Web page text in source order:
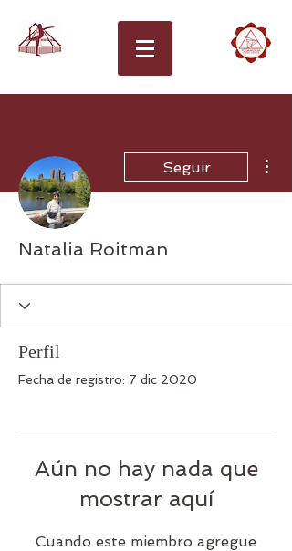
Seguir
Natalia Roitman
Perfil
Fecha de registro: 7 dic 2020
Aún no hay nada que
mostrar aquí
Cuando este miembro agregue